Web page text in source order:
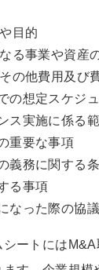
目的
る事業や資産
の他費用及び
の想定スケジ
ス実施に係る
重要な事項
義務に関する
る事項
なった際の協
ートには